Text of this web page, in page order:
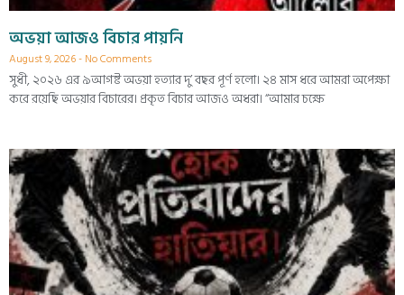
অভয়া আজও বিচার পায়নি
August 9, 2026 No Comments
সুধী, ২০২৬ এর ৯আগষ্ট অভয়া হত্যার দু’ বছর পূর্ণ হলো। ২৪ মাস ধরে আমরা অপেক্ষা
করে রয়েছি অভয়ার বিচারের। প্রকৃত বিচার আজও অধরা। “আমার চক্ষে